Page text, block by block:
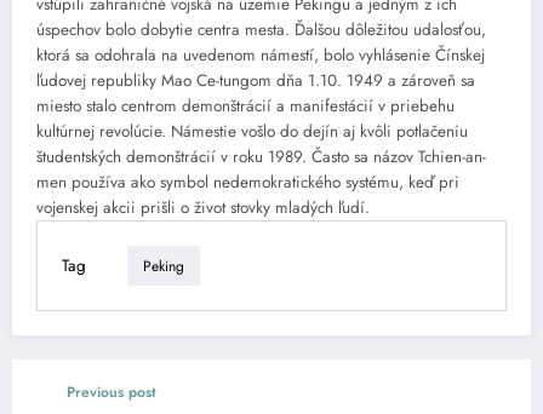
vstúpili zahraničné vojská na územie Pekingu a jedným z ich
úspechov bolo dobytie centra mesta. Ďalšou dôležitou udalosťou,
ktorá sa odohrala na uvedenom námestí, bolo vyhlásenie Čínskej
ľudovej republiky Mao Ce-tungom dňa 1.10. 1949 a zároveň sa
miesto stalo centrom demonštrácií a manifestácií v priebehu
kultúrnej revolúcie. Námestie vošlo do dejín aj kvôli potlačeniu
študentských demonštrácií v roku 1989. Často sa názov Tchien-an-
men používa ako symbol nedemokratického systému, keď pri
vojenskej akcii prišli o život stovky mladých ľudí.
Tag Peking
Previous post